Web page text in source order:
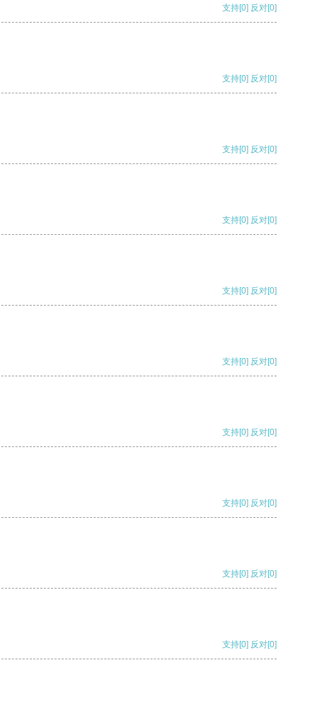
支持[0] 反对[0]
支持[0] 反对[0]
支持[0] 反对[0]
支持[0] 反对[0]
支持[0] 反对[0]
支持[0] 反对[0]
支持[0] 反对[0]
支持[0] 反对[0]
支持[0] 反对[0]
支持[0] 反对[0]